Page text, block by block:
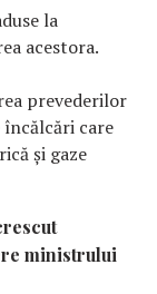
la
acestora.
prevederilor
încălcări care
și gaze
ministrului